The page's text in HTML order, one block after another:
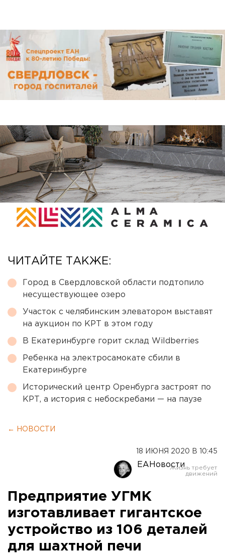
ЧИТАЙТЕ ТАКЖЕ:
Город в Свердловской области подтопило
несуществующее озеро
Участок с челябинским элеватором выставят
на аукцион по КРТ в этом году
В Екатеринбурге горит склад Wildberries
Ребенка на электросамокате сбили в
Екатеринбурге
Исторический центр Оренбурга застроят по
КРТ, а история с небоскребами — на паузе
← НОВОСТИ
18 ИЮНЯ 2020 В 10:45
ЕАНовости
Предприятие УГМК
изготавливает гигантское
устройство из 106 деталей
для шахтной печи